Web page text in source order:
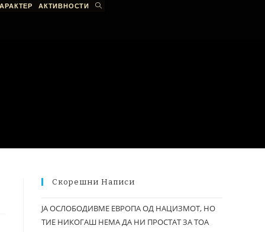
АКТИВНОСТИ
Скорешни Написи
ЈА ОСЛОБОДИВМЕ ЕВРОПА ОД НАЦИЗМОТ, НО
ТИЕ НИКОГАШ НЕМА ДА НИ ПРОСТАТ ЗА ТОА